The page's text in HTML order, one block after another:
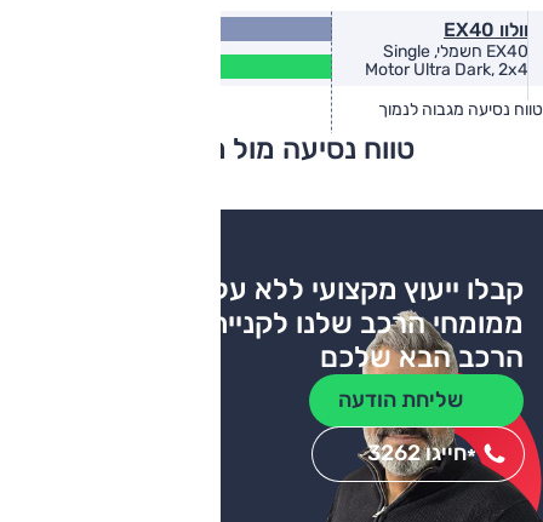
וולוו EX40
EX40 חשמלי, Single
Motor Ultra Dark, 2x4
טווח נסיעה מגבוה לנמוך
טווח נסיעה מול מתחרים
קבלו ייעוץ מקצועי ללא עלות
ממומחי הרכב שלנו לקניית
הרכב הבא שלכם
שליחת הודעה
חייגו 3262*